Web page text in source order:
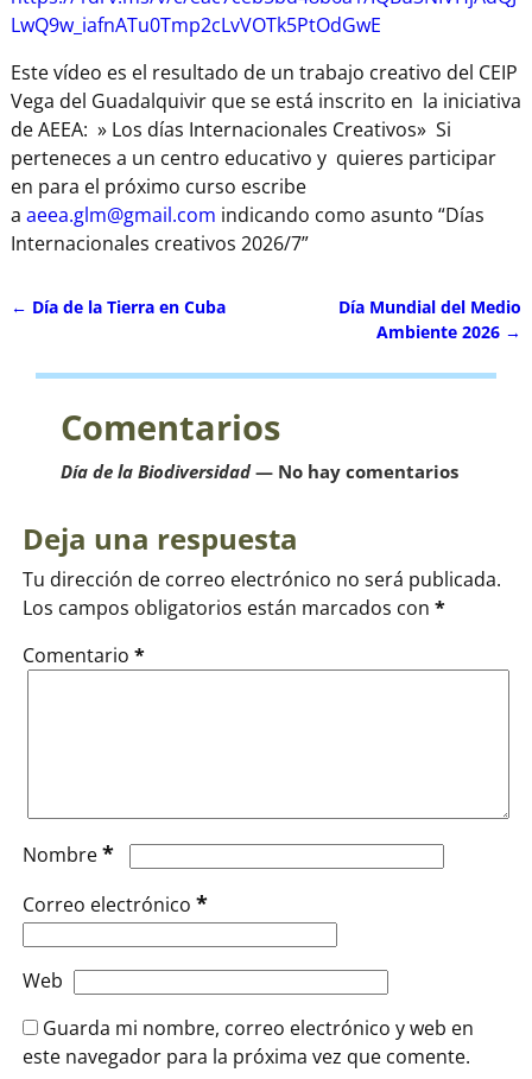
LwQ9w_iafnATu0Tmp2cLvVOTk5PtOdGwE
Este vídeo es el resultado de un trabajo creativo del CEIP
Vega del Guadalquivir que se está inscrito en la iniciativa
de AEEA: » Los días Internacionales Creativos» Si
perteneces a un centro educativo y quieres participar
en para el próximo curso escribe
a aeea.glm@gmail.com indicando como asunto “Días
Internacionales creativos 2026/7”
← Día de la Tierra en Cuba
Día Mundial del Medio
Ambiente 2026 →
Comentarios
Día de la Biodiversidad— No hay comentarios
Deja una respuesta
Tu dirección de correo electrónico no será publicada.
Los campos obligatorios están marcados con *
Comentario *
Nombre*
Correo electrónico *
Web
Guarda mi nombre, correo electrónico y web en
este navegador para la próxima vez que comente.